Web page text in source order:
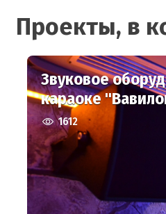
Проекты, в
Звуковое
караоке
1612